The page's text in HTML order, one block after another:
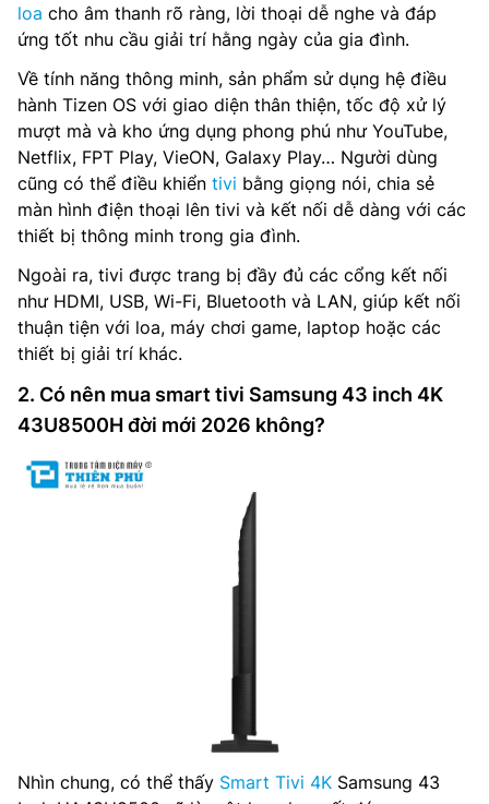
loa cho âm thanh rõ ràng, lời thoại dễ nghe và đáp
ứng tốt nhu cầu giải trí hằng ngày của gia đình.
Về tính năng thông minh, sản phẩm sử dụng hệ điều
hành Tizen OS với giao diện thân thiện, tốc độ xử lý
mượt mà và kho ứng dụng phong phú như YouTube,
Netflix, FPT Play, VieON, Galaxy Play… Người dùng
cũng có thể điều khiển tivi bằng giọng nói, chia sẻ
màn hình điện thoại lên tivi và kết nối dễ dàng với các
thiết bị thông minh trong gia đình.
Ngoài ra, tivi được trang bị đầy đủ các cổng kết nối
như HDMI, USB, Wi-Fi, Bluetooth và LAN, giúp kết nối
thuận tiện với loa, máy chơi game, laptop hoặc các
thiết bị giải trí khác.
2. Có nên mua smart tivi Samsung 43 inch 4K
43U8500H đời mới 2026 không?
Nhìn chung, có thể thấy Smart Tivi 4K Samsung 43